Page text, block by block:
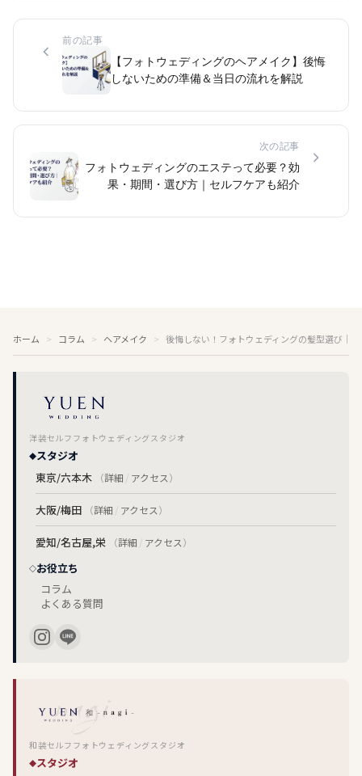
前の記事
【フォトウェディングのヘアメイク】後悔
しないための準備＆当日の流れを解説
次の記事
フォトウェディングのエステって必要？効
果・期間・選び方｜セルフケアも紹介
ホーム コラム ヘアメイク 後悔しない！フォトウェディングの髪型選び｜
洋装セルフフォトウェディングスタジオ
スタジオ
東京/六本木
（詳細 / アクセス）
大阪/梅田 （詳細 / アクセス）
愛知/名古屋,栄 （詳細 / アクセス）
お役立ち
コラム
よくある質問
和装セルフフォトウェディングスタジオ
スタジオ